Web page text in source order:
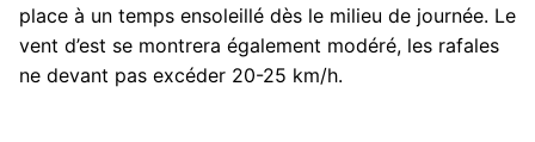
place à un temps ensoleillé dès le milieu de journée. Le
vent d’est se montrera également modéré, les rafales
ne devant pas excéder 20-25 km/h.